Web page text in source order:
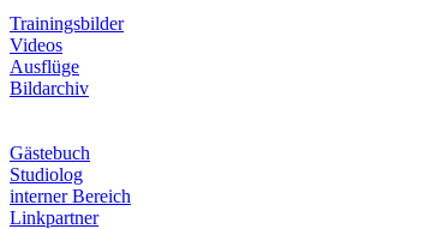
Trainingsbilder
Videos
Ausflüge
Bildarchiv
Gästebuch
Studiolog
interner Bereich
Linkpartner